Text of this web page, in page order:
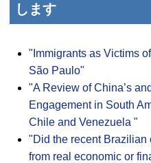
します
"Immigrants as Victims
São Paulo"
"A Review of China’s
Engagement in South
Chile and Venezuela "
"Did the recent
from real economic or